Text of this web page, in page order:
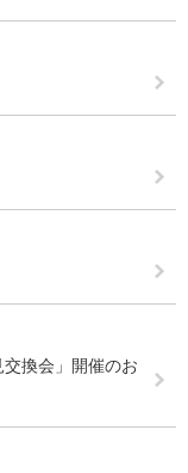
換会」開催のお